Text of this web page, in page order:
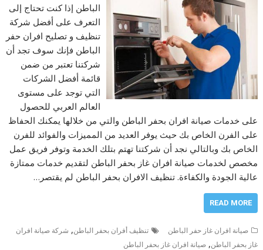
الباطن إذا كنت تحتاج إلى
التعرف على أفضل شركة
تنظيف و تصليح افران حفر
الباطن فإنك سوف تجد أن
شركتنا تعتبر من ضمن
قائمة أفضل الشركات
التي توجد على مستوى
العالم العربي للحصول
على خدمات صيانة افران بحفر الباطن والتي من خلالها يمكنك الحفاظ
على الفرن الخاص بك حيث يوفر العديد من المميزات والفوائد للفرن
الخاص بك وبالتالي نجد أن شركتنا تهتم بتلك الخدمة وتوفر فريق عمل
مخصص لخدمات صيانة افران غاز بحفر الباطن لتقديم خدمات ممتازة
عالية الجودة والكفاءة. تنظيف الافران بحفر الباطن لم يقتصر…
READ MORE
صيانة افران غاز حفر الباطن تنظيف أفران بحفر الباطن, شركة صيانة افران
غاز بحفر الباطن,صيانة افران غاز بحفر الباطن